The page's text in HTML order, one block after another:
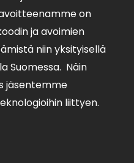
on
ja avoimien
niin yksityisellä
Suomessa. Näin
jäsentemme
liittyen.